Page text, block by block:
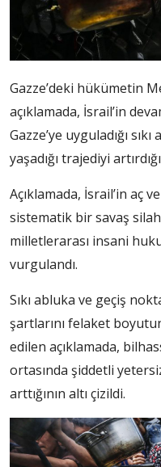
Gazze’deki hükümetin
açıklamada, İsrail’in
Gazze’ye uyguladığı
yaşadığı trajediyi
Açıklamada, İsrail’in aç
sistematik bir savaş
milletlerarası insani
vurgulandı.
Sıkı abluka ve geçiş
şartlarını felaket
edilen açıklamada,
ortasında şiddetli
arttığının altı çizildi.